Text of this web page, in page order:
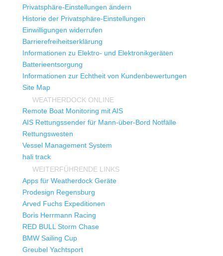
Privatsphäre-Einstellungen ändern
Historie der Privatsphäre-Einstellungen
Einwilligungen widerrufen
Barrierefreiheitserklärung
Informationen zu Elektro- und Elektronikgeräten
Batterieentsorgung
Informationen zur Echtheit von Kundenbewertungen
Site Map
WEATHERDOCK ONLINE
Remote Boat Monitoring mit AIS
AIS Rettungssender für Mann-über-Bord Notfälle
Rettungswesten
Vessel Management System
hali track
WEITERFÜHRENDE LINKS
Apps für Weatherdock Geräte
Prodesign Regensburg
Arved Fuchs Expeditionen
Boris Herrmann Racing
RED BULL Storm Chase
BMW Sailing Cup
Greubel Yachtsport